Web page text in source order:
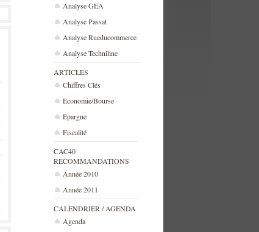
Analyse GEA
Analyse Passat
Analyse Rueducommerce
Analyse Techniline
ARTICLES
Chiffres Clés
Economie/Bourse
Epargne
Fiscalité
CAC40
RECOMMANDATIONS
Année 2010
Année 2011
CALENDRIER / AGENDA
Agenda